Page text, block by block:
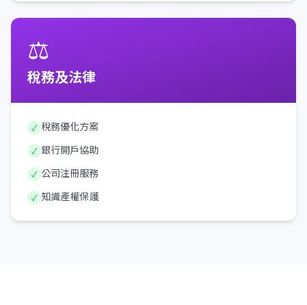
⚖️
稅務及法律
✓ 稅務優化方案
✓ 銀行開戶協助
✓ 公司注冊服務
✓ 知識產權保護